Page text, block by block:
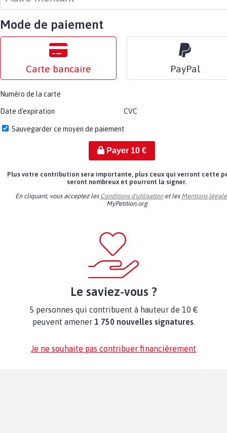
Mode de paiement
Carte bancaire PayPal
Numéro de la carte
Date d'expiration CVC
Sauvegarder ce moyen de paiement
Payer 10€
Plus votre contribution sera importante, plus ceux qui verront cette
seront nombreux et pourront la signer.
En cliquant, vous acceptez les Conditions d'utilisationet les Mentions
MyPetition.org
Le saviez-vous ?
5 personnes qui contribuent à hauteur de 10 €
peuvent amener 1 750 nouvelles signatures.
Je ne souhaite pas contribuer financièrement